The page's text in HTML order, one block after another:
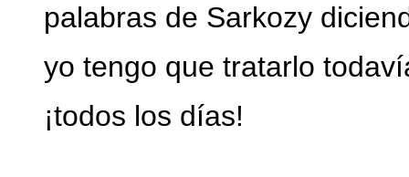
palabras de Sarkozy
yo tengo que tratarlo
¡todos los días!